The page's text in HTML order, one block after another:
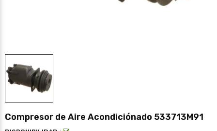
Compresor de Aire Acondiciónado 533713M91